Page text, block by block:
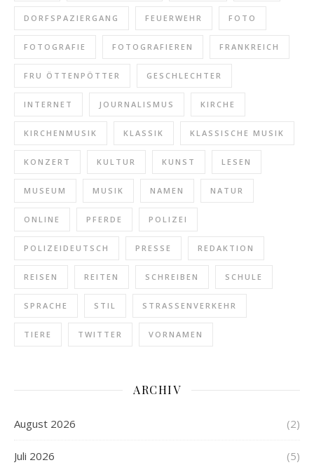
DORFSPAZIERGANG FEUERWEHR FOTO
FOTOGRAFIE FOTOGRAFIEREN FRANKREICH
FRU ÖTTENPÖTTER GESCHLECHTER
INTERNET JOURNALISMUS KIRCHE
KIRCHENMUSIK KLASSIK KLASSISCHE MUSIK
KONZERT KULTUR KUNST LESEN
MUSEUM MUSIK NAMEN NATUR
ONLINE PFERDE POLIZEI
POLIZEIDEUTSCH PRESSE REDAKTION
REISEN REITEN SCHREIBEN SCHULE
SPRACHE STIL STRASSENVERKEHR
TIERE TWITTER VORNAMEN
ARCHIV
August 2026 (2)
Juli 2026 (5)